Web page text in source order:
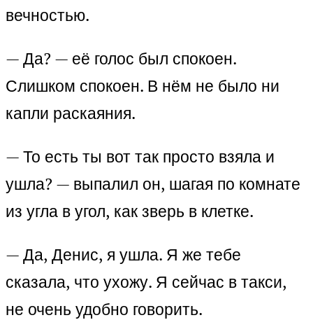
вечностью.
— Да? — её голос был спокоен.
Слишком спокоен. В нём не было ни
капли раскаяния.
— То есть ты вот так просто взяла и
ушла? — выпалил он, шагая по комнате
из угла в угол, как зверь в клетке.
— Да, Денис, я ушла. Я же тебе
сказала, что ухожу. Я сейчас в такси,
не очень удобно говорить.